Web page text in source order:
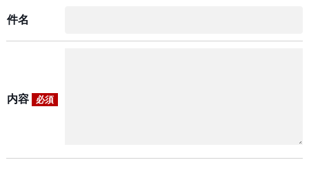
件名
内容 必須